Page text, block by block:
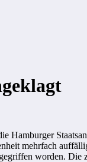
mehrfach
worden.